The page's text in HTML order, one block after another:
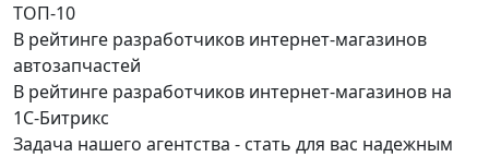
ТОП-10
В рейтинге разработчиков интернет-магазинов
автозапчастей
В рейтинге разработчиков интернет-магазинов на
1С-Битрикс
Задача нашего агентства - стать для вас надежным